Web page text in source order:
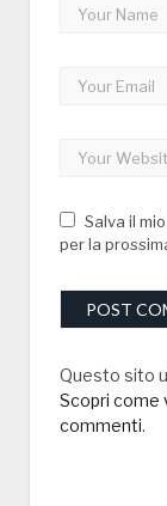
Salva il
per la
Questo sito
Scopri come
commenti.